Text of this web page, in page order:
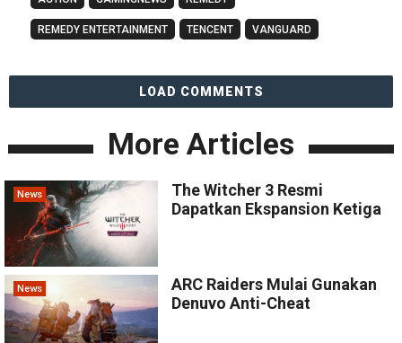
REMEDY ENTERTAINMENT TENCENT VANGUARD
LOAD COMMENTS
More Articles
News
The Witcher 3 Resmi
Dapatkan Ekspansion Ketiga
News
ARC Raiders Mulai Gunakan
Denuvo Anti-Cheat